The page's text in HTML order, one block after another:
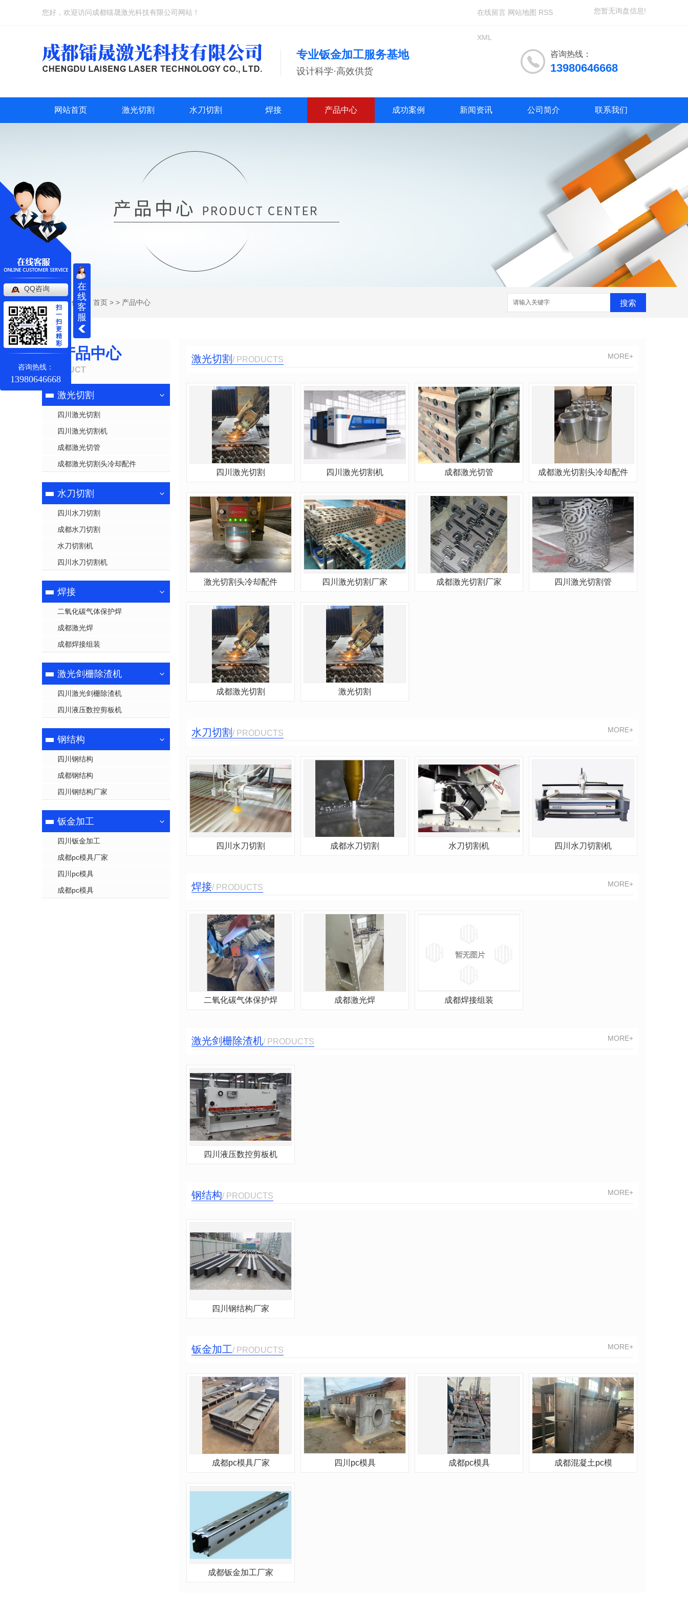
您好，欢迎访问成都镭晟激光科技有限公司网站！ 您暂无询盘信息!
在线留言 网站地图 RSS
XML
专业钣金加工服务基地
设计科学·高效供货
咨询热线：
13980646668
网站首页 激光切割 水刀切割 焊接 产品中心 成功案例 新闻资讯 公司简介 联系我们
当前位置： 首页 > > 产品中心 搜索
产品中心
PRODUCT
激光切割
四川激光切割
四川激光切割机
成都激光切管
成都激光切割头冷却配件
水刀切割
四川水刀切割
成都水刀切割
水刀切割机
四川水刀切割机
焊接
二氧化碳气体保护焊
成都激光焊
成都焊接组装
激光剑栅除渣机
四川激光剑栅除渣机
四川液压数控剪板机
钢结构
四川钢结构
成都钢结构
四川钢结构厂家
钣金加工
四川钣金加工
成都pc模具厂家
四川pc模具
成都pc模具
MORE+
激光切割 / PRODUCTS
四川激光切割 四川激光切割机 成都激光切管 成都激光切割头冷却配件
激光切割头冷却配件 四川激光切割厂家 成都激光切割厂家 四川激光切割管
成都激光切割 激光切割
MORE+
水刀切割 / PRODUCTS
四川水刀切割 成都水刀切割 水刀切割机 四川水刀切割机
MORE+
焊接/ PRODUCTS
二氧化碳气体保护焊 成都激光焊 成都焊接组装
MORE+
激光剑栅除渣机/ PRODUCTS
四川液压数控剪板机
MORE+
钢结构/ PRODUCTS
四川钢结构厂家
MORE+
钣金加工/ PRODUCTS
成都pc模具厂家 四川pc模具 成都pc模具 成都混凝土pc模
成都钣金加工厂家
在
线
客
服
QQ咨询
扫
一
扫
更
精
彩
咨询热线：
13980646668